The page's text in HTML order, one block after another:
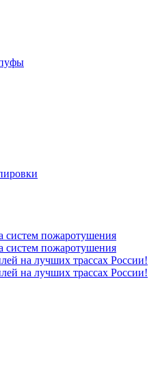
систем пожаротушения
систем пожаротушения
на лучших трассах России!
на лучших трассах России!